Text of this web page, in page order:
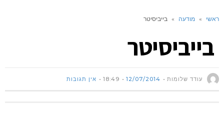
ראשי » מודעה » בייביסיטר
בייביסיטר
עודד שלומות 12/07/2014
18:49 אין תגובות